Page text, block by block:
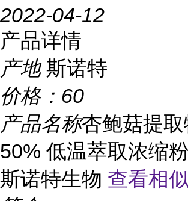
2022-04-12
产品详情
产地 斯诺特
价格： 60
产品名称杏鲍菇提
50% 低温萃取浓缩
斯诺特生物 查看相